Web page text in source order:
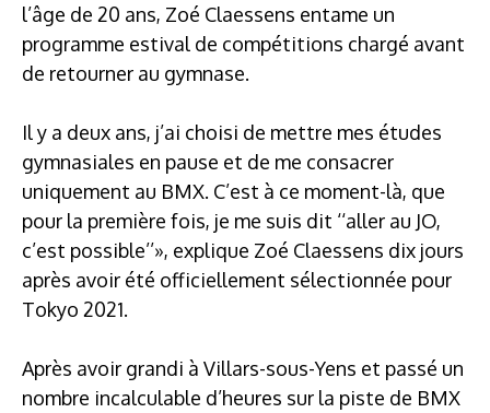
l’âge de 20 ans, Zoé Claessens entame un
programme estival de compétitions chargé avant
de retourner au gymnase.
Il y a deux ans, j’ai choisi de mettre mes études
gymnasiales en pause et de me consacrer
uniquement au BMX. C’est à ce moment-là, que
pour la première fois, je me suis dit ‘‘aller au JO,
c’est possible’’», explique Zoé Claessens dix jours
après avoir été officiellement sélectionnée pour
Tokyo 2021.
Après avoir grandi à Villars-sous-Yens et passé un
nombre incalculable d’heures sur la piste de BMX